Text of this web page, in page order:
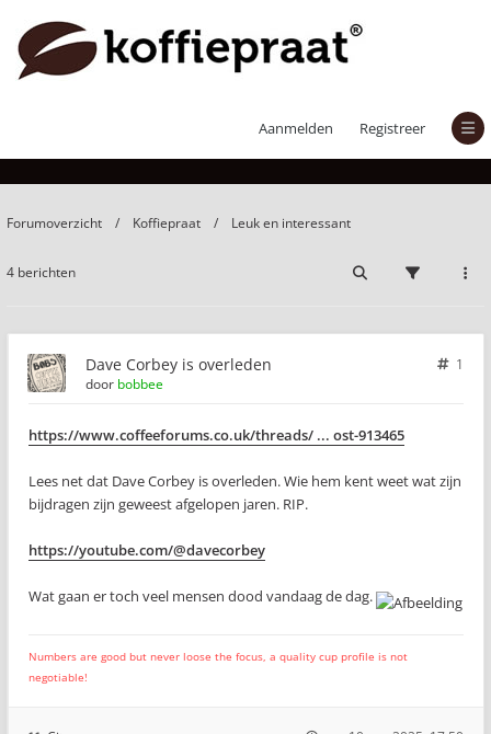
Aanmelden Registreer
Dave Corbey is overleden
Forumoverzicht Koffiepraat Leuk en interessant
4 berichten
Dave Corbey is overleden
1
door bobbee
https://www.coffeeforums.co.uk/threads/ ... ost-913465
Lees net dat Dave Corbey is overleden. Wie hem kent weet wat zijn
bijdragen zijn geweest afgelopen jaren. RIP.
https://youtube.com/@davecorbey
Wat gaan er toch veel mensen dood vandaag de dag.
Numbers are good but never loose the focus, a quality cup profile is not
negotiable!